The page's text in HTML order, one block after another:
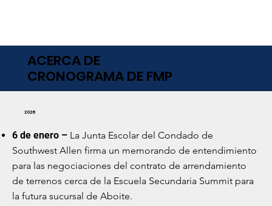
ACERCA DE
CRONOGRAMA DE FMP
2026
6 de enero – La Junta Escolar del Condado de
Southwest Allen firma un memorando de entendimiento
para las negociaciones del contrato de arrendamiento
de terrenos cerca de la Escuela Secundaria Summit para
la futura sucursal de Aboite.